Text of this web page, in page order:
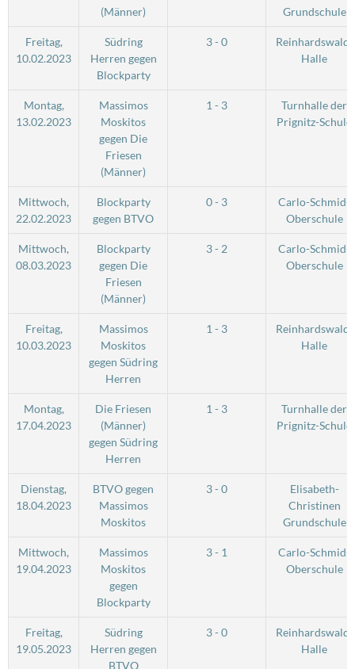
(Männer)
Grundschule
Freitag,
10.02.2023
Südring
Herren gegen
Blockparty
3 - 0
Reinhardswald-
Halle
Montag,
13.02.2023
Massimos
Moskitos
gegen Die
Friesen
(Männer)
1 - 3
Turnhalle der
Prignitz-Schule
Mittwoch,
22.02.2023
Blockparty
gegen BTVO
0 - 3
Carlo-Schmid-
Oberschule
Mittwoch,
08.03.2023
Blockparty
gegen Die
Friesen
(Männer)
3 - 2
Carlo-Schmid-
Oberschule
Freitag,
10.03.2023
Massimos
Moskitos
gegen Südring
Herren
1 - 3
Reinhardswald-
Halle
Montag,
17.04.2023
Die Friesen
(Männer)
gegen Südring
Herren
1 - 3
Turnhalle der
Prignitz-Schule
Dienstag,
18.04.2023
BTVO gegen
Massimos
Moskitos
3 - 0
Elisabeth-
Christinen
Grundschule
Mittwoch,
19.04.2023
Massimos
Moskitos
gegen
Blockparty
3 - 1
Carlo-Schmid-
Oberschule
Freitag,
19.05.2023
Südring
Herren gegen
BTVO
3 - 0
Reinhardswald-
Halle